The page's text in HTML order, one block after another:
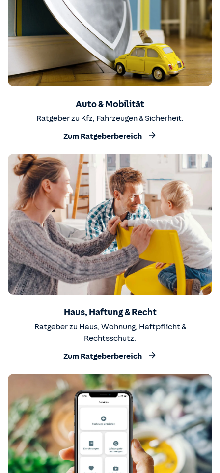
Auto & Mobilität
Ratgeber zu Kfz, Fahrzeugen & Sicherheit.
Zum Ratgeberbereich
Haus, Haftung & Recht
Ratgeber zu Haus, Wohnung, Haftpflicht &
Rechtsschutz.
Zum Ratgeberbereich